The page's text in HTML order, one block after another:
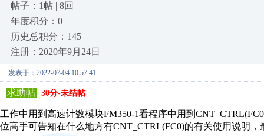
帖子：1帖 | 8回
年度积分：0
历史总积分：145
注册：2020年9月24日
发表于：2022-07-04 10:57:41
求助帖 30分-未结帖
工作中用到高速计数模块FM350-1看程序中用到
位高手可告知在什么地方有CNT_CTRL(FC0)的有关使用说明